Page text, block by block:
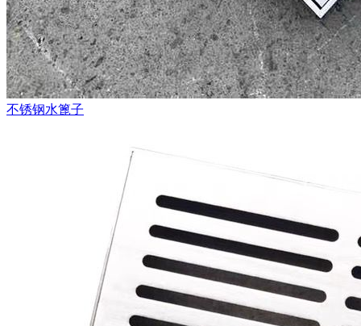
不锈钢水篦子